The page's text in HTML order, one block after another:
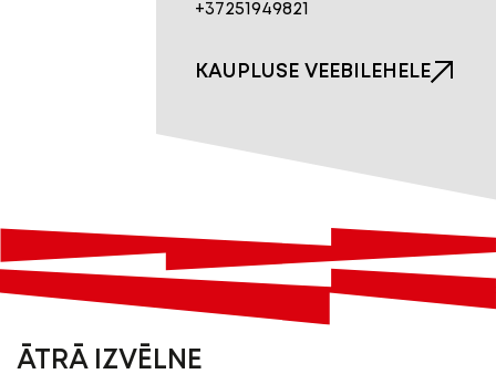
+37251949821
KAUPLUSE VEEBILEHELE
ĀTRĀ IZVĒLNE